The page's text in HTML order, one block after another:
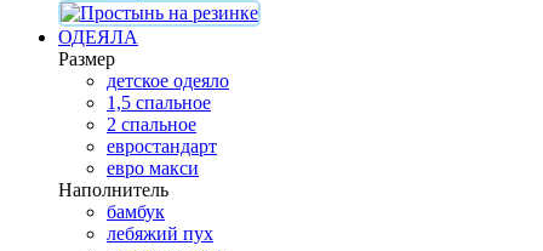
ОДЕЯЛА
Размер
детское одеяло
1,5 спальное
2 спальное
евростандарт
евро макси
Наполнитель
бамбук
лебяжий пух